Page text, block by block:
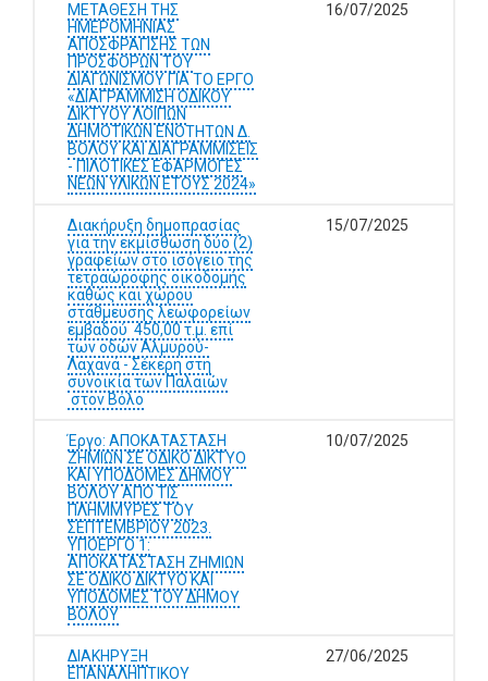
ΜΕΤΑΘΕΣΗ ΤΗΣ
ΗΜΕΡΟΜΗΝΙΑΣ
ΑΠΟΣΦΡΑΓΙΣΗΣ ΤΩΝ
ΠΡΟΣΦΟΡΩΝ ΤΟΥ
ΔΙΑΓΩΝΙΣΜΟΥ ΓΙΑ ΤΟ ΕΡΓΟ
«ΔΙΑΓΡΑΜΜΙΣΗ ΟΔΙΚΟΥ
ΔΙΚΤΥΟΥ ΛΟΙΠΩΝ
ΔΗΜΟΤΙΚΩΝ ΕΝΟΤΗΤΩΝ Δ.
ΒΟΛΟΥ ΚΑΙ ΔΙΑΓΡΑΜΜΙΣΕΙΣ
- ΠΙΛΟΤΙΚΕΣ ΕΦΑΡΜΟΓΕΣ
ΝΕΩΝ ΥΛΙΚΩΝ ΕΤΟΥΣ 2024»
16/07/2025
Διακήρυξη δημοπρασίας
για την εκμίσθωση δύο (2)
γραφείων στο ισόγειο της
τετραώροφης οικοδομής
καθώς και χώρου
στάθμευσης λεωφορείων
εμβαδού 450,00 τ.μ. επί
των οδών Αλμυρού-
Λαχανά - Σέκερη στη
συνοικία των Παλαιών
στον Βόλο
15/07/2025
Έργο: ΑΠΟΚΑΤΑΣΤΑΣΗ
ΖΗΜΙΩΝ ΣΕ ΟΔΙΚΟ ΔΙΚΤΥΟ
ΚΑΙ ΥΠΟΔΟΜΕΣ ΔΗΜΟΥ
ΒΟΛΟΥ ΑΠΟ ΤΙΣ
ΠΛΗΜΜΥΡΕΣ ΤΟΥ
ΣΕΠΤΕΜΒΡΙΟΥ 2023.
ΥΠΟΕΡΓΟ 1:
ΑΠΟΚΑΤΑΣΤΑΣΗ ΖΗΜΙΩΝ
ΣΕ ΟΔΙΚΟ ΔΙΚΤΥΟ ΚΑΙ
ΥΠΟΔΟΜΕΣ ΤΟΥ ΔΗΜΟΥ
ΒΟΛΟΥ
10/07/2025
ΔΙΑΚΗΡΥΞΗ
ΕΠΑΝΑΛΗΠΤΙΚΟΥ
27/06/2025